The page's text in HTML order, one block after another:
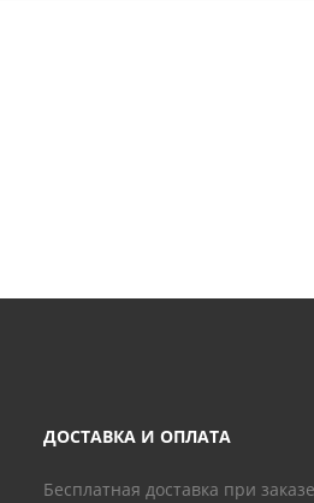
ДОСТАВКА И ОПЛАТА
Бесплатная доставка при заказе